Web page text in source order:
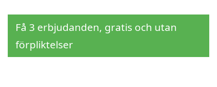
Få 3 erbjudanden, gratis och utan
förpliktelser